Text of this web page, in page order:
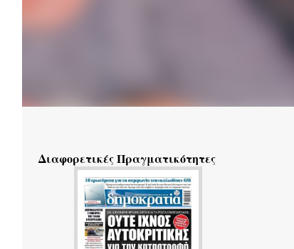
Διαφορετικές Πραγματικότητες